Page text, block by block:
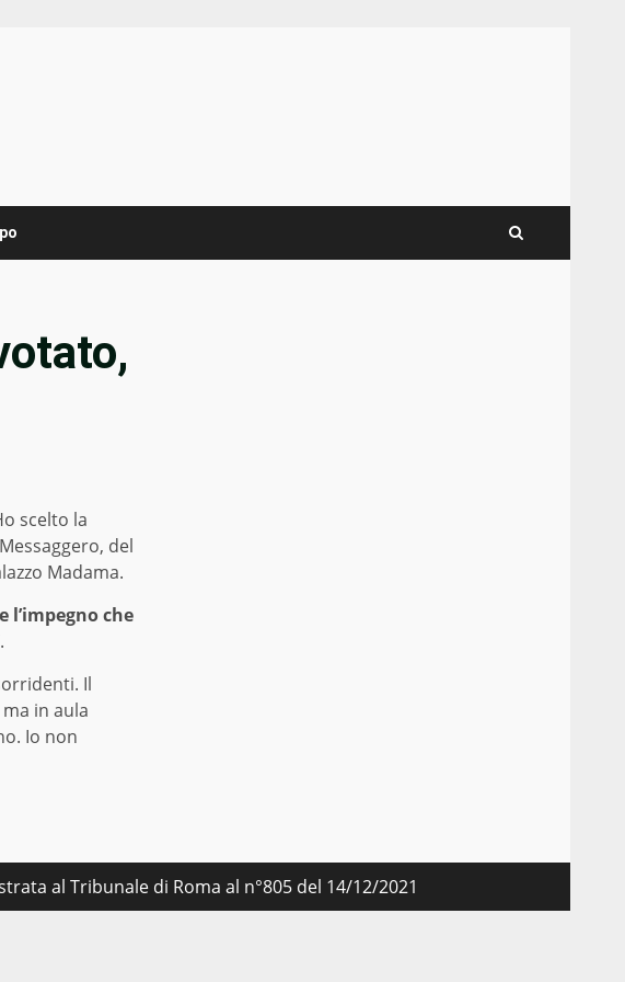
scelto la
del
Madama.
che
Il
in aula
Io non
al Tribunale di Roma al n°805 del 14/12/2021